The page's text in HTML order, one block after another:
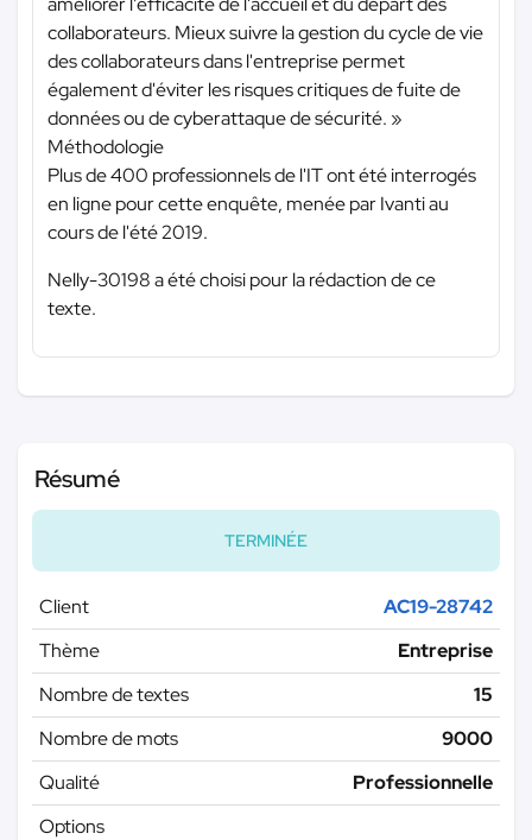
collaborateurs. Mieux suivre la gestion du cycle de vie
des collaborateurs dans l'entreprise permet
également d'éviter les risques critiques de fuite de
données ou de cyberattaque de sécurité. »
Méthodologie
Plus de 400 professionnels de l'IT ont été interrogés
en ligne pour cette enquête, menée par Ivanti au
cours de l'été 2019.
Nelly-30198 a été choisi pour la rédaction de ce
texte.
Résumé
TERMINÉE
Client
AC19-28742
Thème
Entreprise
Nombre de textes
15
Nombre de mots
9000
Qualité
Professionnelle
Options